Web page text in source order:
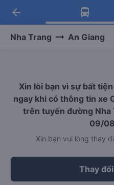
Tải app
Nhận ưu đãi
Tải app
-30k/ghế khi
arrow_back
Nha Trang An Giang
Xin lỗi bạn vì sự bất
ngay khi có thông tin xe
trên tuyến đường Nha
09/
Xin bạn vui lòng thay
Thay